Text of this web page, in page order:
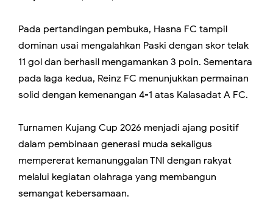
Pada pertandingan pembuka, Hasna FC tampil
dominan usai mengalahkan Paski dengan skor telak
11 gol dan berhasil mengamankan 3 poin. Sementara
pada laga kedua, Reinz FC menunjukkan permainan
solid dengan kemenangan 4-1 atas Kalasadat A FC.
Turnamen Kujang Cup 2026 menjadi ajang positif
dalam pembinaan generasi muda sekaligus
mempererat kemanunggalan TNI dengan rakyat
melalui kegiatan olahraga yang membangun
semangat kebersamaan.